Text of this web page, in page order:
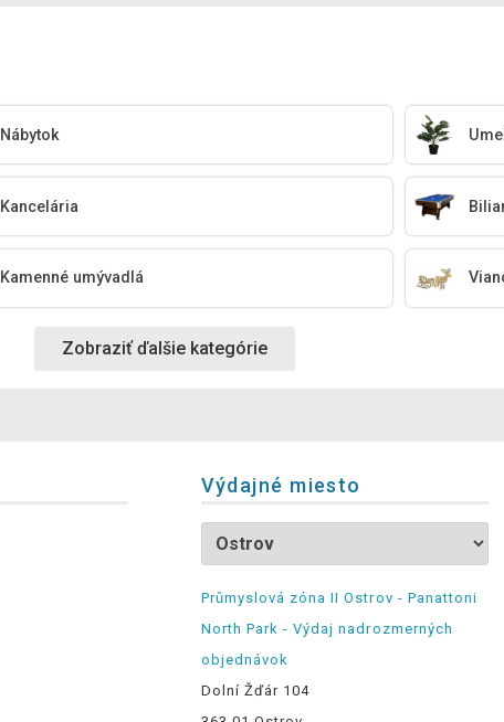
Nábytok
Kancelária
Kamenné umývadlá
Zobraziť ďalšie kategórie
Výdajné miesto
Průmyslová zóna II Ostrov - Panattoni
North Park - Výdaj nadrozmerných
objednávok
Dolní Žďár 104